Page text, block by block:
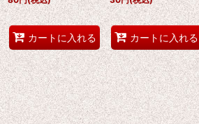
カートに入れる カートに入れる